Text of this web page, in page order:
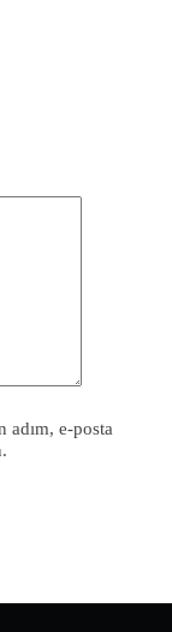
adım, e-posta